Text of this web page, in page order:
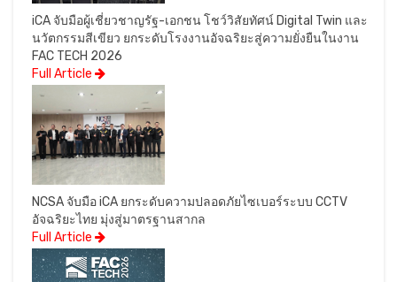
iCA จับมือผู้เชี่ยวชาญรัฐ-เอกชน โชว์วิสัยทัศน์ Digital Twin และ
นวัตกรรมสีเขียว ยกระดับโรงงานอัจฉริยะสู่ความยั่งยืนในงาน
FAC TECH 2026
Full Article
NCSA จับมือ iCA ยกระดับความปลอดภัยไซเบอร์ระบบ CCTV
อัจฉริยะไทย มุ่งสู่มาตรฐานสากล
Full Article